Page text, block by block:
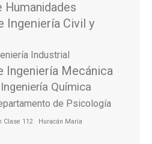
Humanidades
Ingeniería Civil y
Industrial
Ingeniería Mecánica
Química
de Psicología
Clase 112 Huracán María